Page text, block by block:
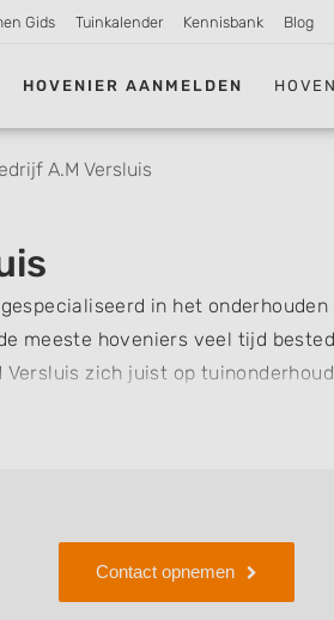
Gids Tuinkalender Kennisbank Blog
HOVENIER AANMELDEN
A.M Versluis
in het onderhouden
meeste hoveniers veel tijd
zich juist op
zoal voor u kunnen verzorgen
A.M. Versluis ook terecht voor het
levering van planten en bomen.
A.M. Versluis dan kunt u via
bericht te sturen, om zo te
Contact opnemen